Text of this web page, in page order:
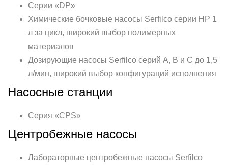
Серии «DP»
Химические бочковые насосы Serfilco серии HP 1
л за цикл, широкий выбор полимерных
материалов
Дозирующие насосы Serfilco серий A, B и C до 1,5
л/мин, широкий выбор конфигураций исполнения
Насосные станции
Серия «CPS»
Центробежные насосы
Лабораторные центробежные насосы Serfilco